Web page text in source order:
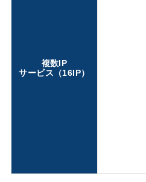
複数IP
サービス（16IP）